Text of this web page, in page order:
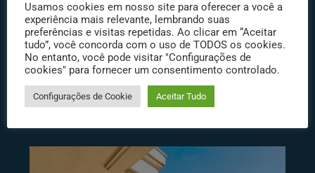
Cobertura Duplex na Vila Nova Conceição –
365m², 3 suítes
528 m² 3 4
6
COBERTURAS RESIDENCIAIS, RESIDENCIAIS
R$10.500.000
Usamos cookies em nosso site para oferecer a você a
experiência mais relevante, lembrando suas
preferências e visitas repetidas. Ao clicar em “Aceitar
tudo”, você concorda com o uso de TODOS os cookies.
No entanto, você pode visitar "Configurações de
cookies" para fornecer um consentimento controlado.
Configurações de Cookie Aceitar Tudo